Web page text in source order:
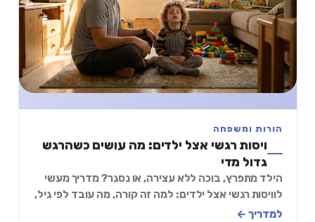
הורות ומשפחה
ויסות רגשי אצל ילדים: מה עושים כשהרגש
גדול מדי
הילד מתפרץ, בוכה ללא עצירה, או נסגר? מדריך מעשי
לוויסות רגשי אצל ילדים: למה זה קורה, מה עובד לפי גיל,
ותרגיל של 2 דקות שאפשר לעשות ביחד.
למדריך ←